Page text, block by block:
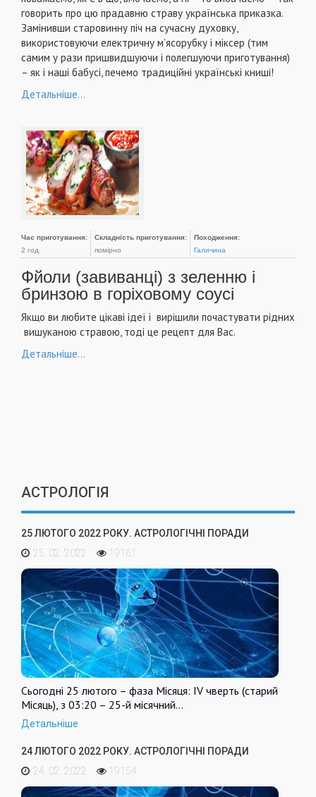
говорить про цю прадавню страву українська приказка.
Замінивши старовинну піч на сучасну духовку,
використовуючи електричну м’ясорубку і міксер (тим
самим у рази пришвидшуючи і полегшуючи приготування)
– як і наші бабусі, печемо традиційні українські книші!
Детальніше...
Час приготування:
2 год.
Складність приготування:
помірно
Походження:
Галичина
Фйоли (завиванці) з зеленню і
бринзою в горіховому соусі
Якщо ви любите цікаві ідеї і вирішили почастувати рідних
вишуканою стравою, тоді це рецепт для Вас.
Детальніше...
АСТРОЛОГІЯ
25 ЛЮТОГО 2022 РОКУ. АСТРОЛОГІЧНІ ПОРАДИ
25. 02. 2022
19161
Сьогодні 25 лютого – фаза Місяця: IV чверть (старий
Місяць), з 03:20 – 25-й місячний…
Детальніше
24 ЛЮТОГО 2022 РОКУ. АСТРОЛОГІЧНІ ПОРАДИ
24. 02. 2022
19154